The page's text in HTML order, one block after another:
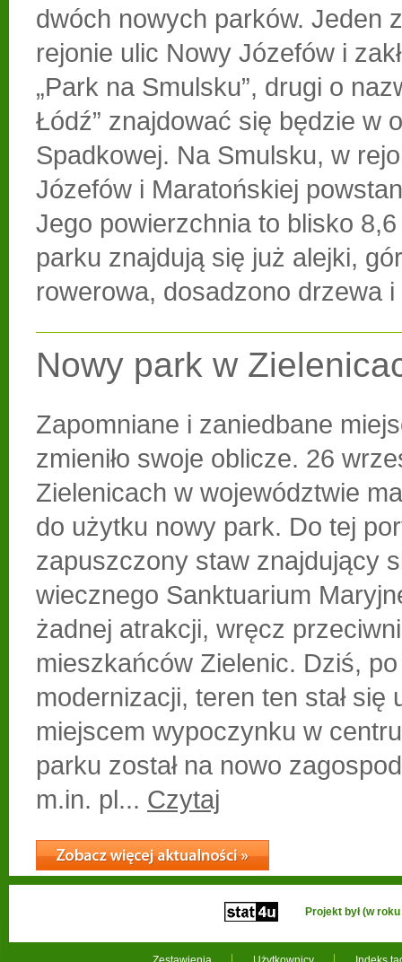
dwóch nowych parków. Jeden
rejonie ulic Nowy Józefów i
„Park na Smulsku”, drugi o
Łódź” znajdować się będzie w
Spadkowej. Na Smulsku, w
Józefów i Maratońskiej
Jego powierzchnia to blisko
parku znajdują się już alejki,
rowerowa, dosadzono drzewa
Nowy park w
Zapomniane i zaniedbane
zmieniło swoje oblicze. 26
Zielenicach w województwie
do użytku nowy park. Do tej
zapuszczony staw znajdujący
wiecznego Sanktuarium
żadnej atrakcji, wręcz
mieszkańców Zielenic. Dziś,
modernizacji, teren ten stał się
miejscem wypoczynku w
parku został na nowo
m.in. pl... Czytaj
Projekt był (w